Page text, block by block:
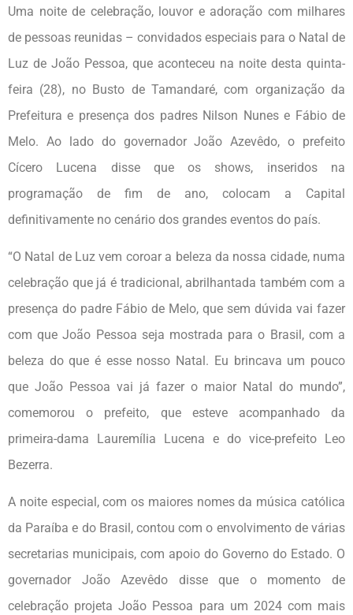
Uma noite de celebração, louvor e adoração com milhares
de pessoas reunidas – convidados especiais para o Natal de
Luz de João Pessoa, que aconteceu na noite desta quinta-
feira (28), no Busto de Tamandaré, com organização da
Prefeitura e presença dos padres Nilson Nunes e Fábio de
Melo. Ao lado do governador João Azevêdo, o prefeito
Cícero Lucena disse que os shows, inseridos na
programação de fim de ano, colocam a Capital
definitivamente no cenário dos grandes eventos do país.
“O Natal de Luz vem coroar a beleza da nossa cidade, numa
celebração que já é tradicional, abrilhantada também com a
presença do padre Fábio de Melo, que sem dúvida vai fazer
com que João Pessoa seja mostrada para o Brasil, com a
beleza do que é esse nosso Natal. Eu brincava um pouco
que João Pessoa vai já fazer o maior Natal do mundo”,
comemorou o prefeito, que esteve acompanhado da
primeira-dama Lauremília Lucena e do vice-prefeito Leo
Bezerra.
A noite especial, com os maiores nomes da música católica
da Paraíba e do Brasil, contou com o envolvimento de várias
secretarias municipais, com apoio do Governo do Estado. O
governador João Azevêdo disse que o momento de
celebração projeta João Pessoa para um 2024 com mais